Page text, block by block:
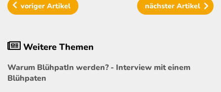
vorigerArtikel nächster Artikel
Weitere Themen
Warum BlühpatIn werden? - Interview mit einem
Blühpaten